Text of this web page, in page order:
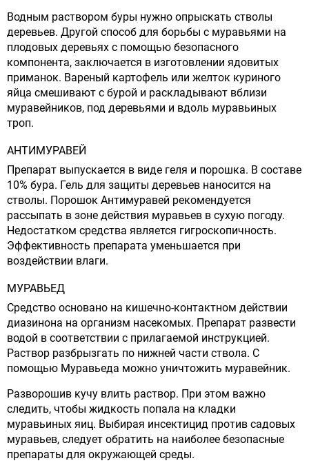
Водным раствором буры нужно опрыскать стволы
деревьев. Другой способ для борьбы с муравьями на
плодовых деревьях с помощью безопасного
компонента, заключается в изготовлении ядовитых
приманок. Вареный картофель или желток куриного
яйца смешивают с бурой и раскладывают вблизи
муравейников, под деревьями и вдоль муравьиных
троп.
АНТИМУРАВЕЙ
Препарат выпускается в виде геля и порошка. В составе
10% бура. Гель для защиты деревьев наносится на
стволы. Порошок Антимуравей рекомендуется
рассыпать в зоне действия муравьев в сухую погоду.
Недостатком средства является гигроскопичность.
Эффективность препарата уменьшается при
воздействии влаги.
МУРАВЬЕД
Средство основано на кишечно-контактном действии
диазинона на организм насекомых. Препарат развести
водой в соответствии с прилагаемой инструкцией.
Раствор разбрызгать по нижней части ствола. С
помощью Муравьеда можно уничтожить муравейник.
Разворошив кучу влить раствор. При этом важно
следить, чтобы жидкость попала на кладки
муравьиных яиц. Выбирая инсектицид против садовых
муравьев, следует обратить на наиболее безопасные
препараты для окружающей среды.